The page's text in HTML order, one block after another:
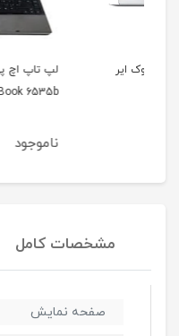
لپ تاپ اچ پی پرو بوک HP
ProBook 6535b
مشخصات کامل
صفحه نمایش